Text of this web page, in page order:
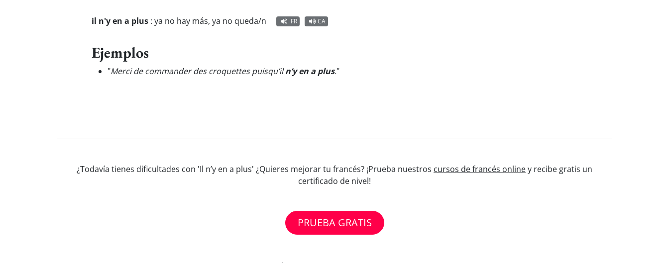
il n'y en a plus : ya no hay más, ya no queda/n FR CA
Ejemplos
"Merci de commander des croquettes puisqu’iln’y en a plus."
¿Todavía tienes dificultades con 'Il n’y en a plus' ¿Quieres mejorar tu francés? ¡Prueba nuestros cursos de francés onliney recibe gratis un
certificado de nivel!
PRUEBA GRATIS